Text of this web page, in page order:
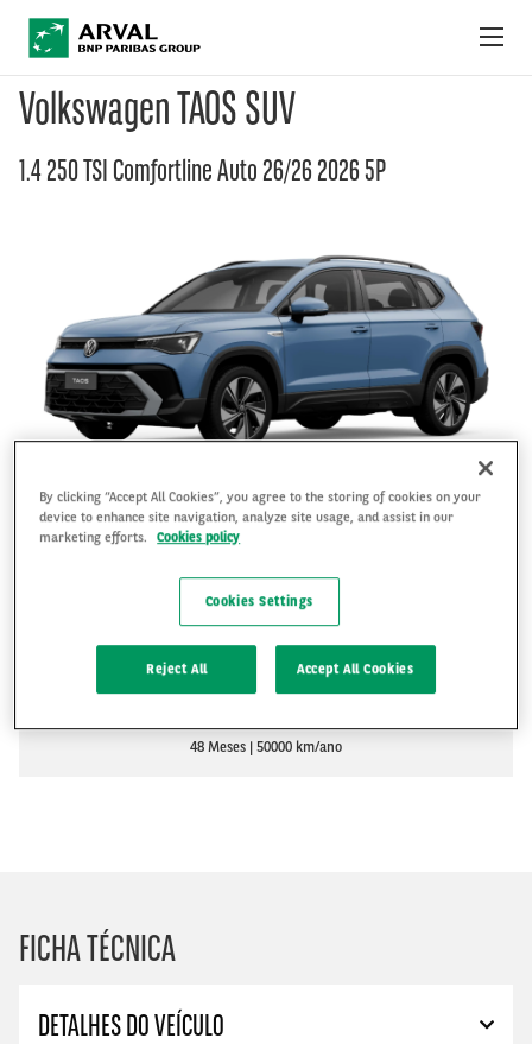
Pular para o conteúdo principal
Volkswagen TAOS SUV
1.4 250 TSI Comfortline Auto 26/26 2026 5P
R$4,093
PEDIR UM ORÇAMENTO
48 Meses 50000 km/ano
FICHA TÉCNICA
DETALHES DO VEÍCULO
OFERTAS DO MÊS
COMO FUNCIONA
FALE CONOSCO
By clicking “Accept All Cookies”, you agree to the storing of cookies on your
device to enhance site navigation, analyze site usage, and assist in our
marketing efforts.
Cookies policy
Cookies Settings
Reject All Accept All Cookies